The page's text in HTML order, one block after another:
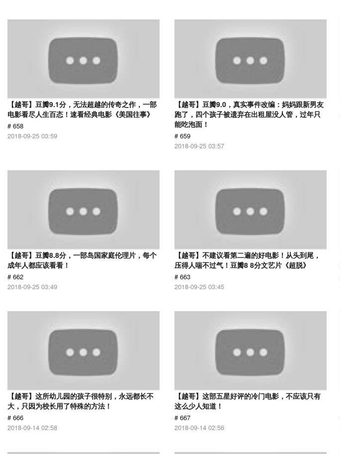
【越哥】豆瓣9.1分，无法超越的传奇之作，一部
电影看尽人生百态！速看经典电影《美国往事》
# 658
2018-09-25 03:59
【越哥】豆瓣9.0，真实事件改编：妈妈跟新男友
跑了，四个孩子被遗弃在出租屋没人管，过年只
能吃泡面！
# 659
2018-09-25 03:57
【越哥】豆瓣8.8分，一部岛国家庭伦理片，每个
成年人都应该看看！
# 662
2018-09-25 03:49
【越哥】不建议看第二遍的好电影！从头到尾，
压得人喘不过气！豆瓣8 8分文艺片《超脱》
# 663
2018-09-25 03:45
【越哥】这所幼儿园的孩子很特别，永远都长不
大，只因为校长用了特殊的方法！
# 666
2018-09-14 02:58
【越哥】这部五星好评的冷门电影，不应该只有
这么少人知道！
# 667
2018-09-14 02:56